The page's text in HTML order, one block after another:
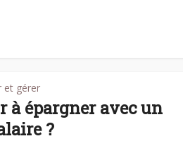
et gérer
à épargner avec un
?